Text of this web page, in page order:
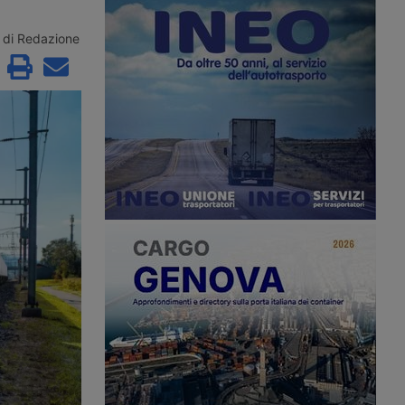
sulla direttrice tra
chiusura di una
400 chilometri.
Treviglio nel 2007 diventata un collo
di bottiglia. Già nel progetto
originario era previsto uno scavalco
per specializzare i binari, ma era
stato stralciato. Ora si corre ai ripari
di Redazione